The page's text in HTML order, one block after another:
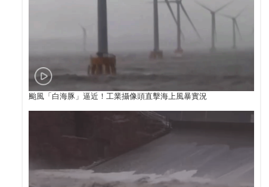
颱風「白海豚」逼近！工業攝像頭直擊海上風暴實況